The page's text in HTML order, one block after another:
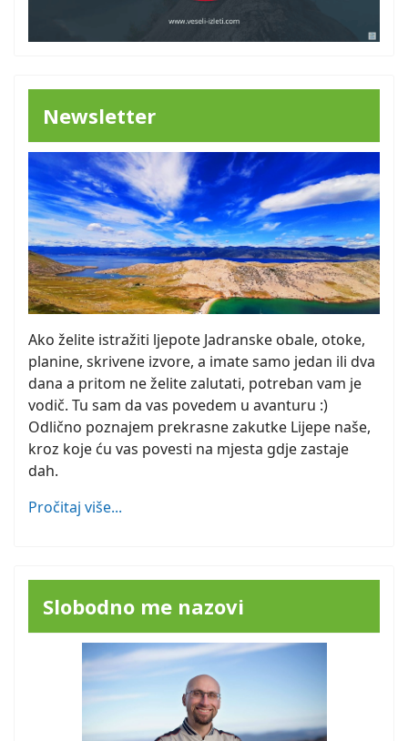
Newsletter
Ako želite istražiti ljepote Jadranske obale, otoke,
planine, skrivene izvore, a imate samo jedan ili dva
dana a pritom ne želite zalutati, potreban vam je
vodič. Tu sam da vas povedem u avanturu :)
Odlično poznajem prekrasne zakutke Lijepe naše,
kroz koje ću vas povesti na mjesta gdje zastaje
dah.
Pročitaj više...
Slobodno me nazovi